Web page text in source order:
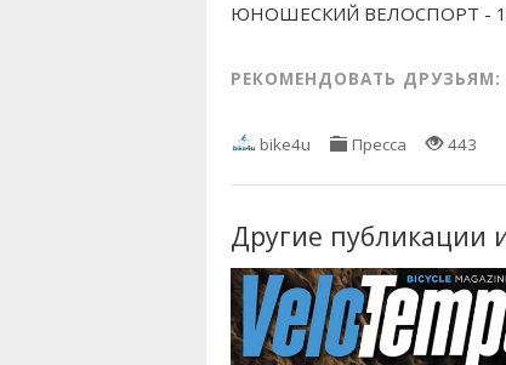
ЮНОШЕСКИЙ ВЕЛОСПОРТ -
РЕКОМЕНДОВАТЬ ДРУЗЬЯМ:
bike4u Пресса 443
Другие публикации